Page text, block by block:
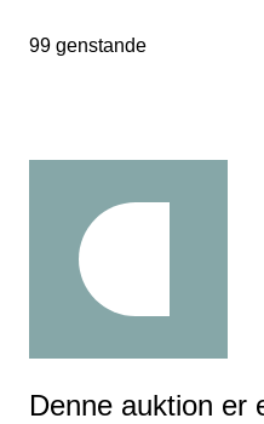
99 genstande
Denne auktion er